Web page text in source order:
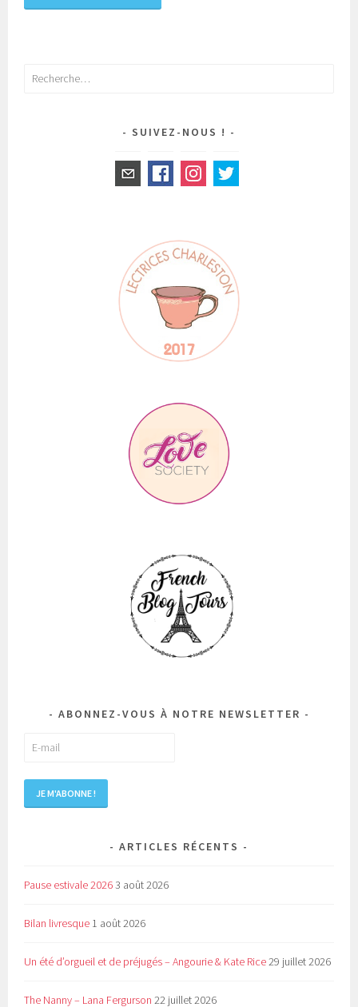
Rechercher :
SUIVEZ-NOUS !
ABONNEZ-VOUS À NOTRE NEWSLETTER
ARTICLES RÉCENTS
Pause estivale 20263 août 2026
Bilan livresque 1 août 2026
Un été d’orgueil et de préjugés – Angourie & Kate Rice29 juillet 2026
The Nanny – Lana Fergurson 22 juillet 2026